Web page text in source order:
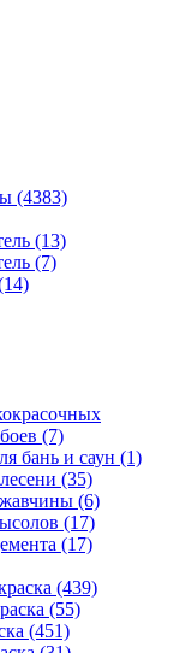
(4383)
(13)
(7)
(7)
бань и саун (1)
(35)
(6)
(17)
(17)
(439)
(55)
(451)